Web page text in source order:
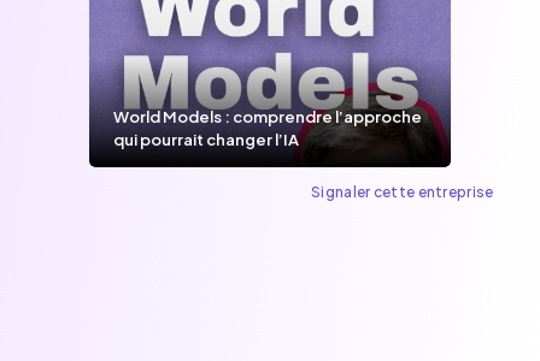
World Models : comprendre l’approche
qui pourrait changer l’IA
Signaler cette entreprise